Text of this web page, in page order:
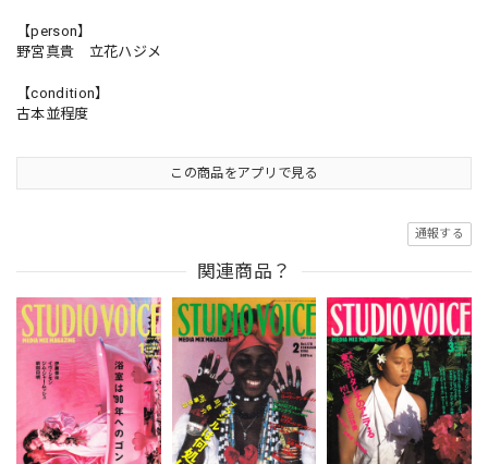
【person】
野宮真貴 立花ハジメ
【condition】
古本並程度
この商品をアプリで見る
通報する
関連商品？